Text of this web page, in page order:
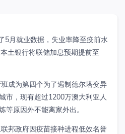
5月就业数据，失业率降至疫前水
土银行将联储加息预期提前至
成为第四个为了遏制德尔塔变异
市，现有超过1200万澳大利亚人
等原因外不能离家外出。
邦政府因疫苗接种进程低效名誉